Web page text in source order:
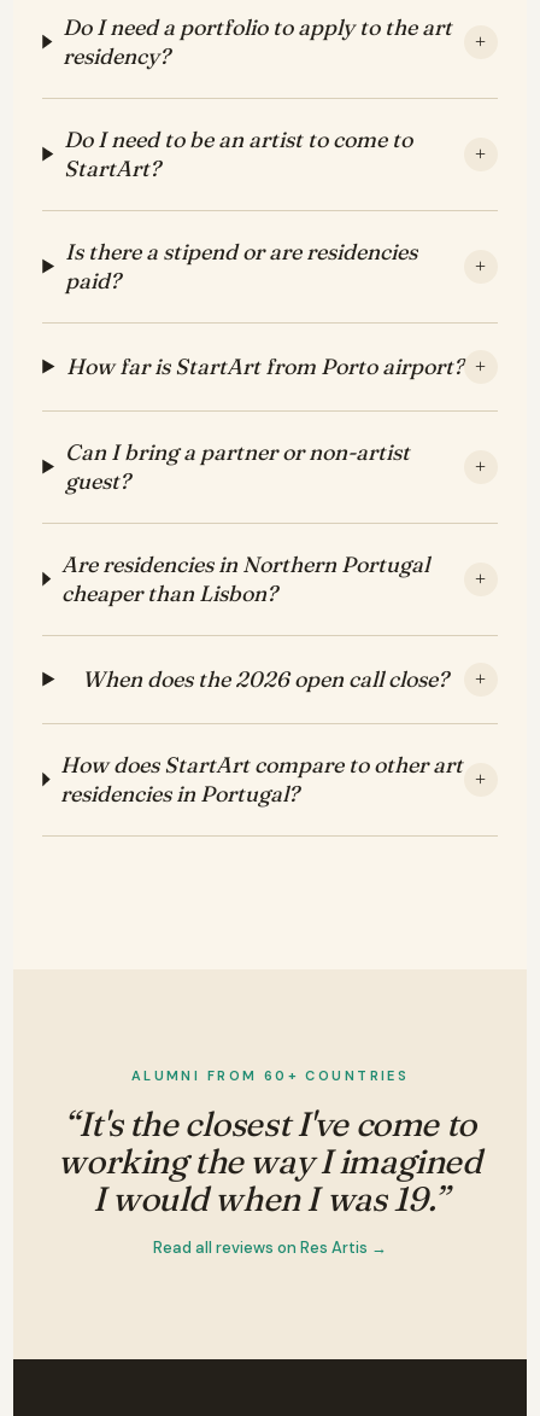
Do I need a portfolio to apply to the art
residency?
+
Do I need to be an artist to come to
StartArt?
+
Is there a stipend or are residencies
paid?
+
How far is StartArt from Porto airport? +
Can I bring a partner or non-artist
guest?
+
Are residencies in Northern Portugal
cheaper than Lisbon?
+
When does the 2026 open call close? +
How does StartArt compare to other art
residencies in Portugal?
+
ALUMNI FROM 60+ COUNTRIES
“It's the closest I've come to
working the way I imagined
I would when I was 19.”
Read all reviews on Res Artis →